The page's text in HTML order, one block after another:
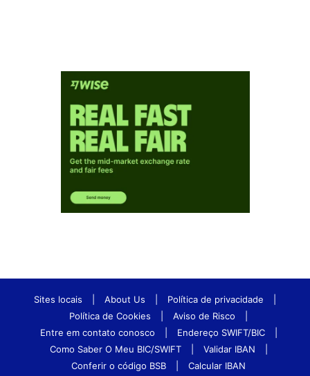
Sites locais About Us Política de privacidade
Política de Cookies
Aviso de Risco
Entre em contato conosco
Endereço SWIFT/BIC
Como Saber O Meu BIC/SWIFT
Validar IBAN
Conferir o código BSB
Calcular IBAN